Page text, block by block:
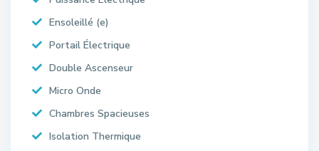
Ensoleillé (e)
Portail Électrique
Double Ascenseur
Micro Onde
Chambres Spacieuses
Isolation Thermique